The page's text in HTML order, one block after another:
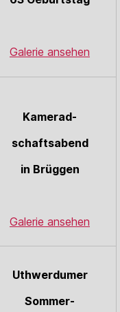
Galerie ansehen
Kamerad-
schaftsabend
in Brüggen
Galerie ansehen
Uthwerdumer
Sommer-